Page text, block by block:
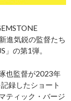
進気鋭の監督たち
」の第1弾。
也監督が2023年
録したショート
ティック・バージ